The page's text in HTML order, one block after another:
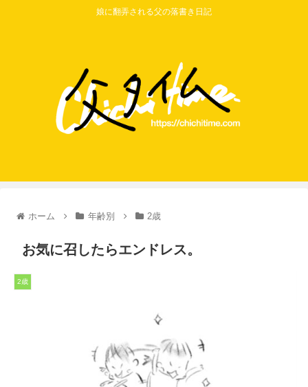
娘に翻弄される父の落書き日記
ホーム 年齢別 2歳
お気に召したらエンドレス。
2歳